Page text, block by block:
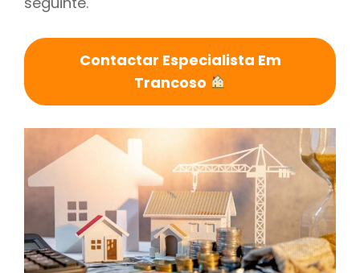
Contactar Especialista Em
Trancoso